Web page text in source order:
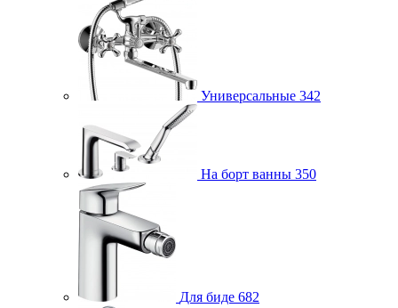
Универсальные 342
На борт ванны 350
Для биде 682